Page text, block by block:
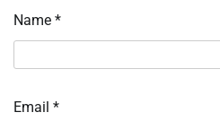
Name *
Email *